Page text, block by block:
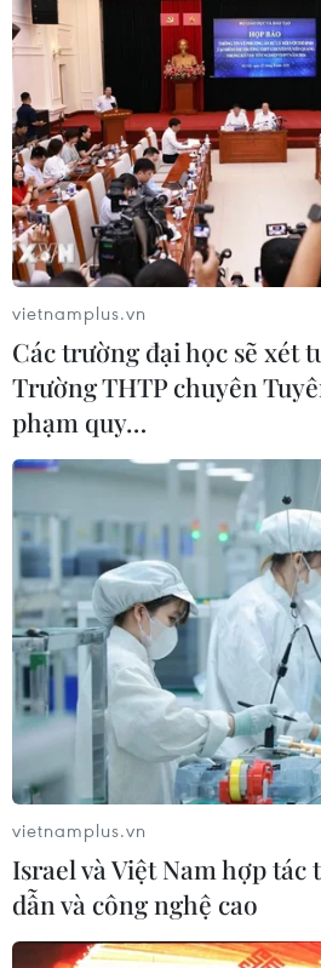
vietnamplus.vn
Các trường đại học sẽ xét
Trường THTP chuyên
phạm quy…
vietnamplus.vn
Israel và Việt Nam hợp
dẫn và công nghệ cao